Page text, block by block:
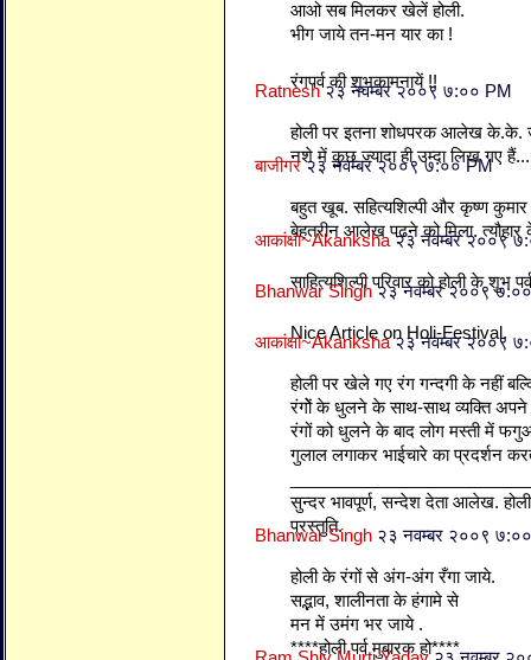
आओ सब मिलकर खेलें होली.
भीग जाये तन-मन यार का !
रंगपर्व की शुभकामनायें !!
Ratnesh २३ नवम्बर २००९ ७:०० PM
होली पर इतना शोधपरक आलेख के.के.
नशे में कुछ ज्यादा ही उम्दा लिख गए
बाजीगर २३ नवम्बर २००९ ७:०० PM
बहुत खूब. सहित्यशिल्पी और कृष्ण
बेहतरीन आलेख पढने को मिला. त्यौहार
आकांक्षा~Akanksha २३ नवम्बर २००९
साहित्यशिल्पी परिवार को होली के शुभ
Bhanwar Singh २३ नवम्बर २००९
Nice Article on Holi-Festival.
आकांक्षा~Akanksha २३ नवम्बर २००९
होली पर खेले गए रंग गन्दगी के नहीं
रंगोें के धुलने के साथ-साथ व्यक्ति अपने
रंगों को धुलने के बाद लोग मस्ती में
गुलाल लगाकर भाईचारे का प्रदर्शन
सुन्दर भावपूर्ण, सन्देश देता आलेख.
प्रस्तुति.
Bhanwar Singh २३ नवम्बर २००९
होली के रंगों से अंग-अंग रँगा जाये.
सद्भाव, शालीनता के हंगामे से
मन में उमंग भर जाये .
****होली पर्व मुबारक हो****